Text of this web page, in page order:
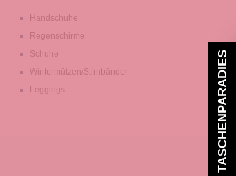
Handschuhe
Regenschirme
Schuhe
Wintermützen/Stirnbänder
Leggings
TASCHENPARADIES